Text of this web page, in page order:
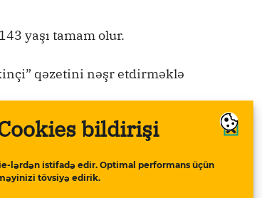
bildirişi
lərdən istifadə edir. Optimal performans üçün
tövsiyə edirik.
yaşı tamam olur.
qəzetini nəşr etdirməklə
işıq üzü görüb.
rus”, “İrşad”, “Molla
davam etdirib.